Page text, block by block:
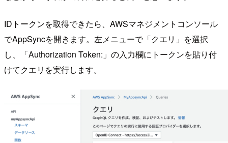
IDトークンを取得できたら、AWSマネジメントコンソール
でAppSyncを開きます。左メニューで「クエリ」を選択
し、「Authorization Token:」の入力欄にトークンを貼り付
けてクエリを実行します。